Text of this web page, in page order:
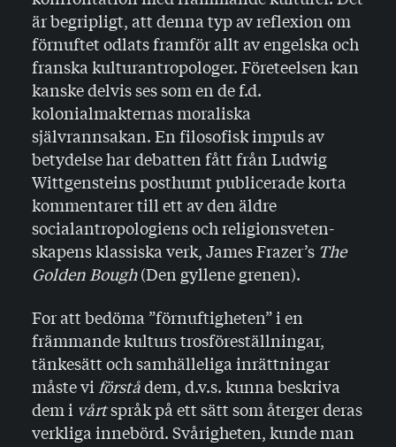
är begripligt, att denna typ av reflexion om
förnuftet odlats framför allt av engelska och
franska kulturantropologer. Företeelsen kan
kanske delvis ses som en de f.d.
kolonialmakternas moraliska
självrannsakan. En filosofisk impuls av
betydelse har debatten fått från Ludwig
Wittgensteins posthumt publicerade korta
kommentarer till ett av den äldre
socialantropologiens och religionsveten­
skapens klassiska verk, James Frazer’s The
Golden Bough(Den gyllene grenen).
For att bedöma ”förnuftigheten” i en
främmande kulturs trosföreställningar,
tänkesätt och samhälleliga inrättningar
måste viförstådem, d.v.s. kunna beskriva
dem i vårtspråk på ett sätt som återger deras
verkliga innebörd. Svårighe­ten, kunde man